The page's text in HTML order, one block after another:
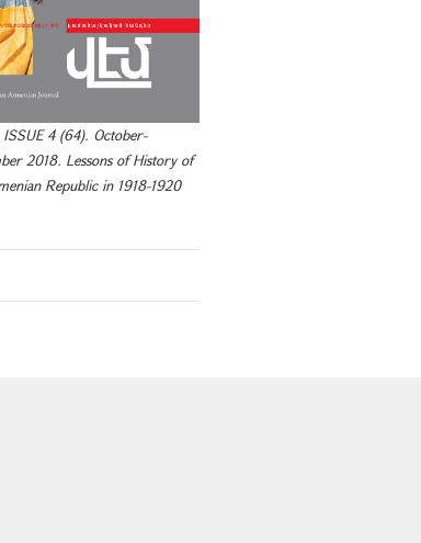
ISSUE 4 (64). October-
2018. Lessons of History of
Republic in 1918-1920